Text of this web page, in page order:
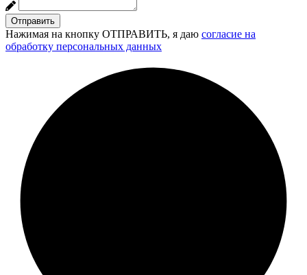
Отправить
Нажимая на кнопку ОТПРАВИТЬ, я даю согласие на
обработку персональных данных